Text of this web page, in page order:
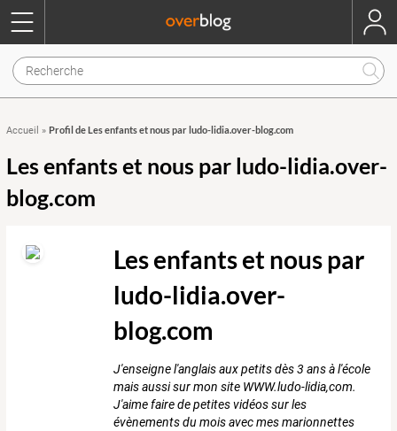
Accueil » Profil de Les enfants et nous par ludo-lidia.over-blog.com
Les enfants et nous par ludo-lidia.over-
blog.com
Les enfants et nous par
ludo-lidia.over-
blog.com
J'enseigne l'anglais aux petits dès 3 ans à l'école
mais aussi sur mon site WWW.ludo-lidia,com.
J'aime faire de petites vidéos sur les
évènements du mois avec mes marionnettes